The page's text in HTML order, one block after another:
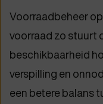
Voorraadbeheer
voorraad zo stuurt
beschikbaarheid
verspilling en
een betere balans